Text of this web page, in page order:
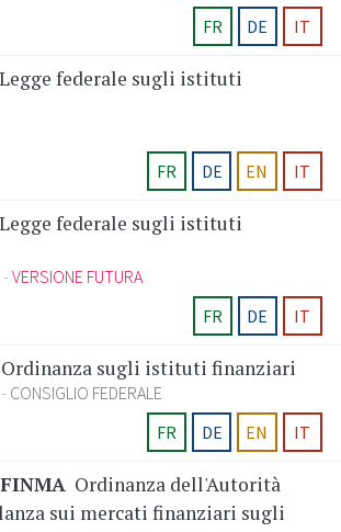
FR
DE IT
Legge federale sugli istituti
FR
DE EN IT
Legge federale sugli istituti
VERSIONE FUTURA
FR
DE IT
Ordinanza sugli istituti finanziari
CONSIGLIO FEDERALE
FR
DE EN IT
Ordinanza dell'Autorità
sui mercati finanziari sugli